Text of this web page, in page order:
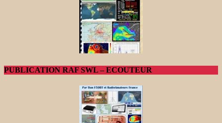
PUBLICATION RAF SWL – ECOUTEUR